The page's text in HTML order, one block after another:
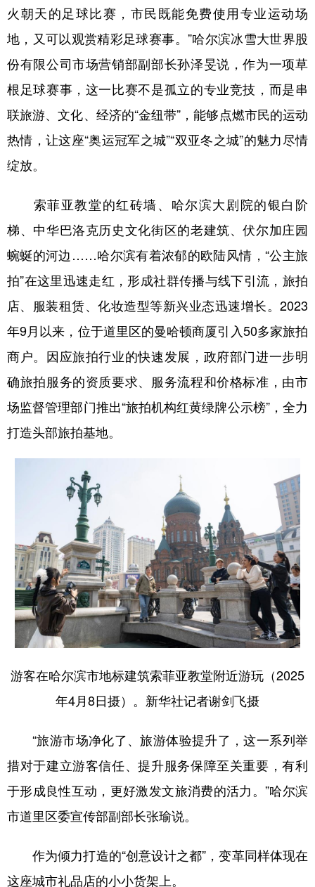
火朝天的足球比赛，市民既能免费使用专业运动场
地，又可以观赏精彩足球赛事。”哈尔滨冰雪大世界股
份有限公司市场营销部副部长孙泽旻说，作为一项草
根足球赛事，这一比赛不是孤立的专业竞技，而是串
联旅游、文化、经济的“金纽带”，能够点燃市民的运动
热情，让这座“奥运冠军之城”“双亚冬之城”的魅力尽情
绽放。
索菲亚教堂的红砖墙、哈尔滨大剧院的银白阶
梯、中华巴洛克历史文化街区的老建筑、伏尔加庄园
蜿蜒的河边……哈尔滨有着浓郁的欧陆风情，“公主旅
拍”在这里迅速走红，形成社群传播与线下引流，旅拍
店、服装租赁、化妆造型等新兴业态迅速增长。2023
年9月以来，位于道里区的曼哈顿商厦引入50多家旅拍
商户。因应旅拍行业的快速发展，政府部门进一步明
确旅拍服务的资质要求、服务流程和价格标准，由市
场监督管理部门推出“旅拍机构红黄绿牌公示榜”，全力
打造头部旅拍基地。
游客在哈尔滨市地标建筑索菲亚教堂附近游玩（2025
年4月8日摄）。新华社记者谢剑飞摄
“旅游市场净化了、旅游体验提升了，这一系列举
措对于建立游客信任、提升服务保障至关重要，有利
于形成良性互动，更好激发文旅消费的活力。”哈尔滨
市道里区委宣传部副部长张瑜说。
作为倾力打造的“创意设计之都”，变革同样体现在
这座城市礼品店的小小货架上。